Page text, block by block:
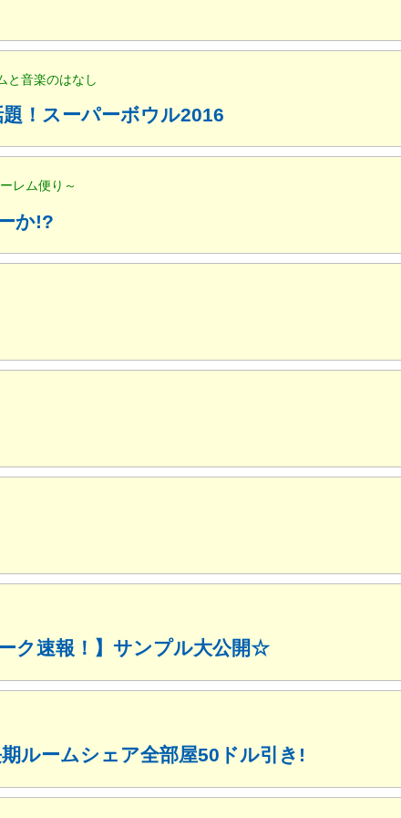
と音楽のはなし
！スーパーボウル2016
レム便り～
か!?
ク速報！】サンプル大公開☆
ルームシェア全部屋50ドル引き!